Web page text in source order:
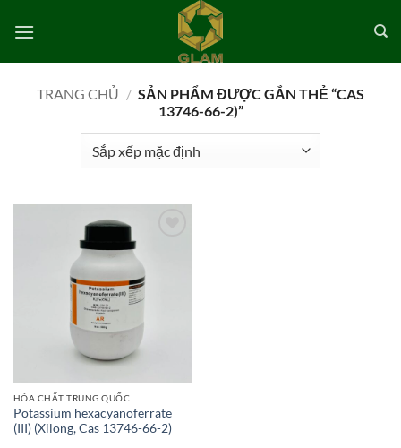
qua
TRANG CHỦ / SẢN PHẨM ĐƯỢC GẮN THẺ “CAS
13746-66-2)”
HÓA CHẤT TRUNG QUỐC
Potassium hexacyanoferrate
(III) (Xilong, Cas 13746-66-2)